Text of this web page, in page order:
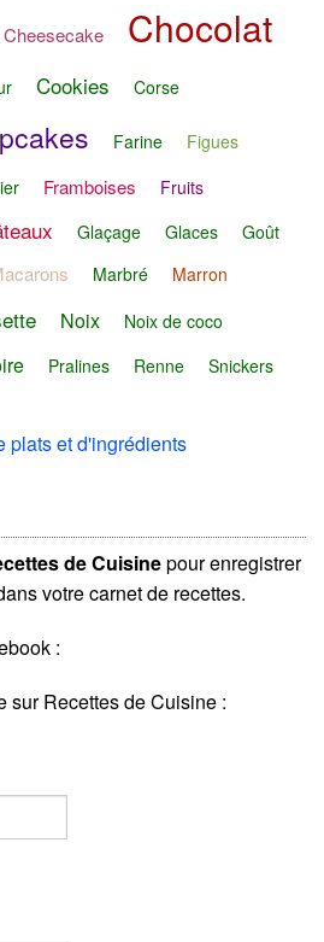
Cheesecake Chocolat
Cookies Corse
Farine
Figues
Framboises
Fruits
Glaçage Glaces
Goût
Marbré Marron
Noix
Noix de coco
Pralines Renne
Snickers
plats et d'ingrédients
de Cuisinepour enregistrer
votre carnet de recettes.
:
sur Recettes de Cuisine :